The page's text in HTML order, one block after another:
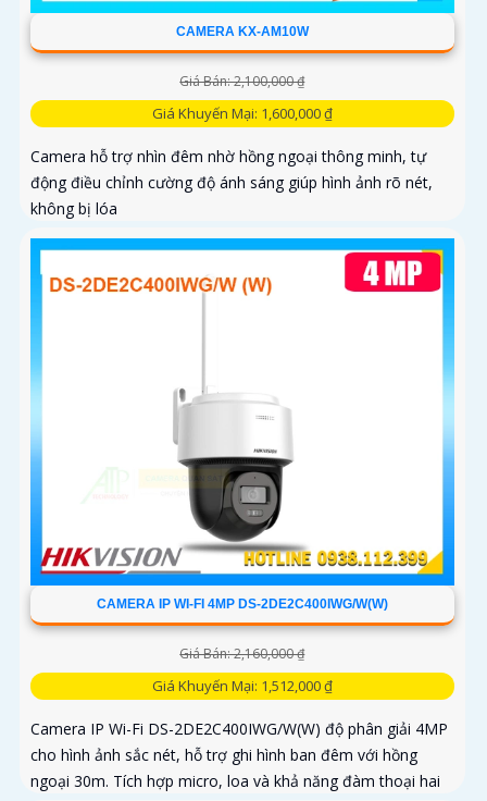
CAMERA KX-AM10W
Giá Bán: 2,100,000 ₫
Giá Khuyến Mại: 1,600,000 ₫
Camera hỗ trợ nhìn đêm nhờ hồng ngoại thông minh, tự
động điều chỉnh cường độ ánh sáng giúp hình ảnh rõ nét,
không bị lóa
CAMERA IP WI-FI 4MP DS-2DE2C400IWG/W(W)
Giá Bán: 2,160,000 ₫
Giá Khuyến Mại: 1,512,000 ₫
Camera IP Wi-Fi DS-2DE2C400IWG/W(W) độ phân giải 4MP
cho hình ảnh sắc nét, hỗ trợ ghi hình ban đêm với hồng
ngoại 30m. Tích hợp micro, loa và khả năng đàm thoại hai